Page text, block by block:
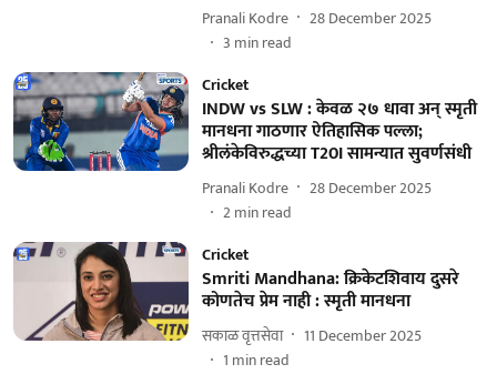
Pranali Kodre
28 December 2025
3 min read
Cricket
INDW vs SLW : केवळ २७ धावा अन् स्मृती
मानधना गाठणार ऐतिहासिक पल्ला;
श्रीलंकेविरुद्धच्या T20I सामन्यात सुवर्णसंधी
Pranali Kodre
28 December 2025
2min read
Cricket
Smriti Mandhana: क्रिकेटशिवाय दुसरे
कोणतेच प्रेम नाही : स्मृती मानधना
सकाळ वृत्तसेवा
11 December 2025
1 min read